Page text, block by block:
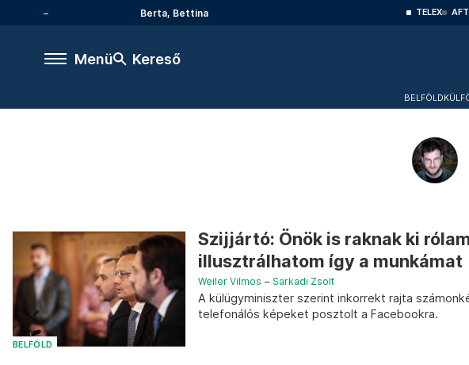
Berta, Bettina TELEX
Menü Kereső
BELFÖLD
BELFÖLD
Szijjártó: Önök is raknak ki
illusztrálhatom így a munkámat
Weiler Vilmos – Sarkadi Zsolt
A külügyminiszter szerint inkorrekt rajta
telefonálós képeket posztolt a Facebookra.